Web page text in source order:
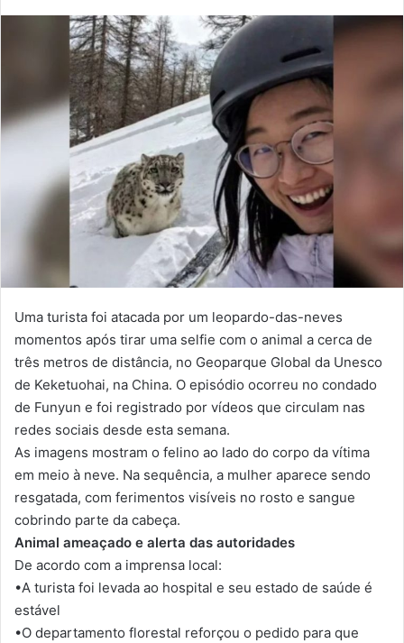
Uma turista foi atacada por um leopardo-das-neves
momentos após tirar uma selfie com o animal a cerca de
três metros de distância, no Geoparque Global da Unesco
de Keketuohai, na China. O episódio ocorreu no condado
de Funyun e foi registrado por vídeos que circulam nas
redes sociais desde esta semana.
As imagens mostram o felino ao lado do corpo da vítima
em meio à neve. Na sequência, a mulher aparece sendo
resgatada, com ferimentos visíveis no rosto e sangue
cobrindo parte da cabeça.
Animal ameaçado e alerta das autoridades
De acordo com a imprensa local:
•A turista foi levada ao hospital e seu estado de saúde é
estável
•O departamento florestal reforçou o pedido para que